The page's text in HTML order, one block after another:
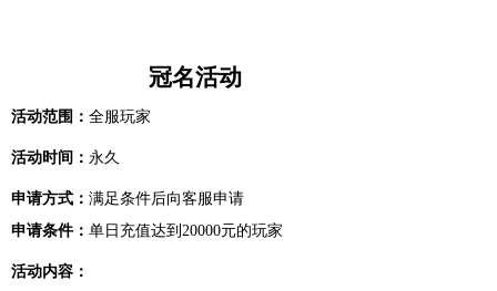
冠名活动
活动范围： 全服玩家
活动时间： 永久
申请方式： 满足条件后向客服申请
申请条件： 单日充值达到20000元的玩家
活动内容：